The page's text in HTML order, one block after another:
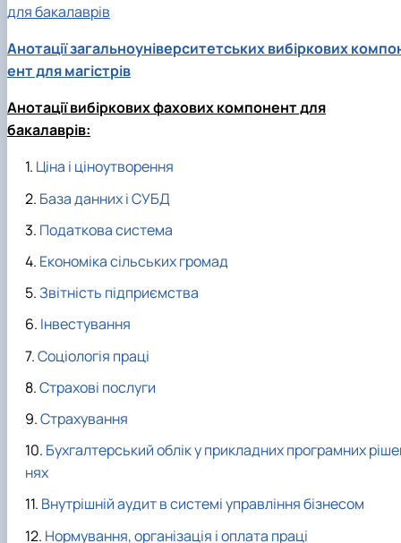
для бакалаврів
Анотації загальноуніверситетських вибіркових
ент для магістрів
Анотації вибіркових фахових компонент для
бакалаврів:
Ціна і ціноутворення
База данних і СУБД
Податкова система
Економіка сільських громад
Звітність підприємства
Інвестування
Соціологія праці
Страхові послуги
Страхування
Бухгалтерський облік у прикладних програмних
нях
Внутрішній аудит в системі управління бізнесом
Нормування, організація і оплата праці